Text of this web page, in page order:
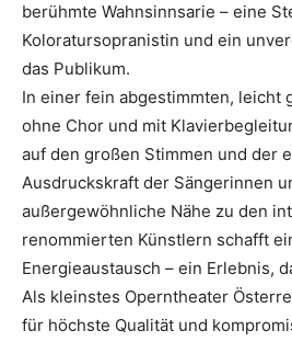
berühmte Wahnsinnsarie – eine
Koloratursopranistin und ein
das Publikum.
In einer fein abgestimmten, leicht
ohne Chor und mit
auf den großen Stimmen und der
Ausdruckskraft der Sängerinnen
außergewöhnliche Nähe zu den
renommierten Künstlern schafft
Energieaustausch – ein Erlebnis,
Als kleinstes Operntheater
für höchste Qualität und